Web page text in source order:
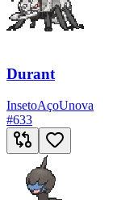
Durant
InsetoAçoUnova
#633